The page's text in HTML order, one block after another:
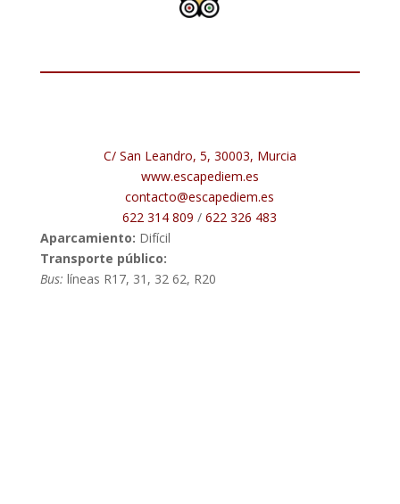
C/ San Leandro, 5, 30003, Murcia
www.escapediem.es
contacto@escapediem.es
622 314 809 /622 326 483
Aparcamiento: Difícil
Transporte público:
Bus: líneas R17, 31, 32 62, R20